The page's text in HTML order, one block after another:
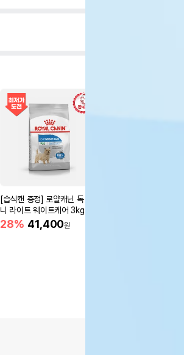
[습식캔 증정] 로얄캐닌 독 미
니 라이트 웨이트케어 3kg 체
중조절
28% 41,400원